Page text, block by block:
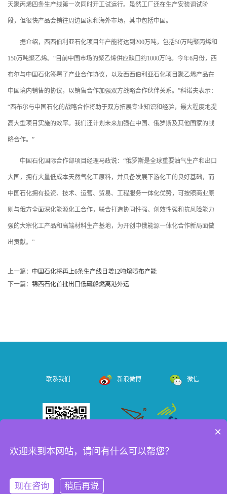
天聚丙烯四条生产线第一次同时开工试运行。虽然工厂还在生产安装调试阶
段，但很快产品会销往周边国家和海外市场，其中包括中国。
据介绍，西西伯利亚石化项目年产能将达到200万吨，包括50万吨聚丙烯和
150万吨聚乙烯。“目前中国市场的聚乙烯供应缺口约1000万吨。今年6月份，西
布尔与中国石化签署了产业合作协议，以及西西伯利亚石化项目聚乙烯产品在
中国境内销售的协议，以销售合作加强双方战略合作伙伴关系。”科诺夫表示：
“西布尔与中国石化的战略合作将助于双方拓展专业知识和经验，最大程度地提
高大型项目实施的效率。我们还计划未来加强在中国、俄罗斯及其他国家的战
略合作。”
中国石化国际合作部项目经理马政说：“俄罗斯是全球重要油气生产和出口
大国，拥有大量低成本天然气化工原料，并具备发展下游化工的良好基础，而
中国石化拥有投资、技术、运营、贸易、工程服务一体化优势，可按照商业原
则与俄方全面深化能源化工合作，联合打造协同性强、创效性强和抗风险能力
强的大宗化工产品和高端材料生产基地，为开创中俄能源一体化合作新局面做
出贡献。”
上一篇： 中国石化将再上6条生产线日增12吨熔喷布产能
下一篇： 锦西石化首批出口低硫船燃离港外运
联系我们 新浪微博 微信
司（证券代码： 834316）版权所有
×
欢迎来到本网站，请问有什么可以帮您？
现在咨询 稍后再说